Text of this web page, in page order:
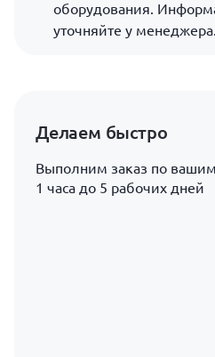
оборудования.
уточняйте у менеджера.
Делаем быстро
Выполним заказ по
1 часа до 5 рабочих дней